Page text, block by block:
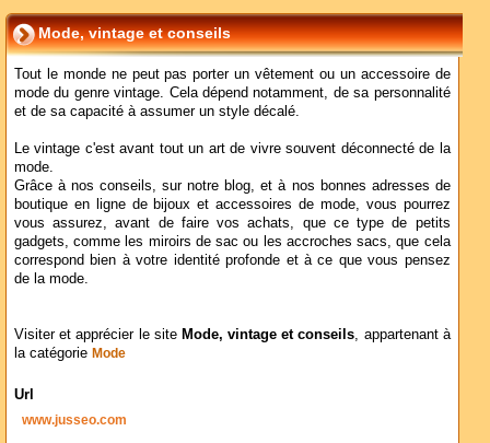
Mode, vintage et conseils
Tout le monde ne peut pas porter un vêtement ou un accessoire de
mode du genre vintage. Cela dépend notamment, de sa personnalité
et de sa capacité à assumer un style décalé.
Le vintage c'est avant tout un art de vivre souvent déconnecté de la
mode.
Grâce à nos conseils, sur notre blog, et à nos bonnes adresses de
boutique en ligne de bijoux et accessoires de mode, vous pourrez
vous assurez, avant de faire vos achats, que ce type de petits
gadgets, comme les miroirs de sac ou les accroches sacs, que cela
correspond bien à votre identité profonde et à ce que vous pensez
de la mode.
Visiter et apprécier le site Mode, vintage et conseils, appartenant à
la catégorie Mode
Url
www.jusseo.com